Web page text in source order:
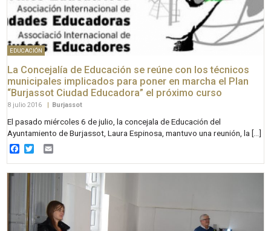
EDUCACIÓN
La Concejalía de Educación se reúne con los técnicos
municipales implicados para poner en marcha el Plan
“Burjassot Ciudad Educadora” el próximo curso
8 julio 2016 | Burjassot
El pasado miércoles 6 de julio, la concejala de Educación del
Ayuntamiento de Burjassot, Laura Espinosa, mantuvo una reunión, la […]
Facebook
Twitter